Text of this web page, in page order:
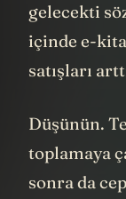
gelecekti
içinde e-
satışları
Düşünün.
toplamaya
sonra da